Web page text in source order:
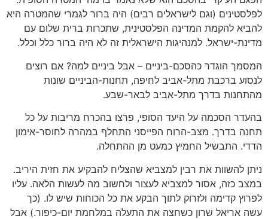
לפלסטינים (וגם לישראלים רבים) היה ברור לגמרי שהמטרה היא
להביא להקמת המדינה הפלסטינית, שתכרות ברית שלום עם
מדינת-ישראל. למנהיגות הישראלית זה לא היה ברור כלל וכלל.
המסמך הוגדר כהסכם-ביניים – אבל ביניים למה? אם רוצים
לנסוע ברכבת מתל-אביב לחיפה, תחנות-הביניים שונות
מהתחנות בדרך מתל-אביב לבאר-שבע.
בהעדר הסכמה על היעד הסופי, פרצו בהכרח מריבות על כל
תחנה בדרך. מצב-הרוח הפייסני התחלף במהרה לחוסר-אימון
הדדי. התבשיל החמיץ כמעט מן ההתחלה.
ניתן להשוות את רבין למצביא שהצליח להבקיע את חזית היריב.
במצב כזה, אסור למצביא לעצור ולחשוב מה לעשות הלאה. עליו
לפרוץ קדימה ולזרוק לתוך הבקע את כל הכוחות שיש לו. (כך
עשה אריאל שרון כשחצה את התעלה במלחמת יום-כיפור.) אבל